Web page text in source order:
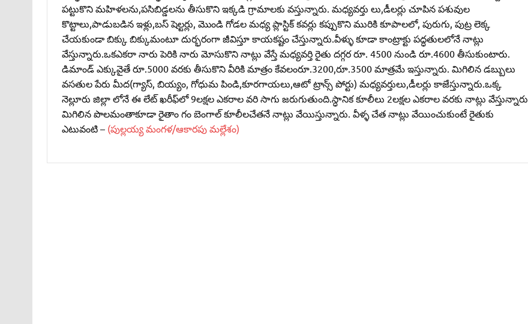
పట్టుకొని మహిళలను,పసిబిడ్డలను తీసుకొని ఇక్కడి గ్రామాలకు వస్తున్నారు. మధ్యవర్తు లు,డీలర్లు చూపిన పశువుల
కొట్టాలు,పాడుబడిన ఇళ్లు,బస్‌ షెల్టర్లు, మొండి గోడల మధ్య ప్లాస్టిక్‌ కవర్లు కప్పుకొని మురికి కూపాలలో, పురుగు, పుట్ర లెక్క
చేయకుండా బిక్కు బిక్కుమంటూ దుర్భరంగా జీవిస్తూ కాయకష్టం చేస్తున్నారు.వీళ్ళు కూడా కాంట్రాక్టు పద్ధతులలోనే నాట్లు
వేస్తున్నారు.ఒకఎకరా నారు పెరికి నారు మోసుకొని నాట్లు వేస్తే మధ్యవర్తి రైతు దగ్గర రూ. 4500 నుండి రూ.4600 తీసుకుంటారు.
డిమాండ్‌ ఎక్కువైతే రూ.5000 వరకు తీసుకొని వీరికి మాత్రం కేవలంరూ.3200,రూ.3500 మాత్రమే ఇస్తున్నారు. మిగిలిన డబ్బులు
వసతుల పేరు మీద(గ్యాస్‌, బియ్యం, గోధుమ పిండి,కూరగాయలు,ఆటో ట్రాన్స్‌ పోర్టు) మధ్యవర్తులు,డీలర్లు కాజేస్తున్నారు.ఒక్క
నెల్లూరు జిల్లా లోనే ఈ లేట్‌ ఖరీఫ్‌లో 9లక్షల ఎకరాల వరి సాగు జరుగుతుంది.స్ధానిక కూలీలు 2లక్షల ఎకరాల వరకు నాట్లు వేస్తున్నారు.
మిగిలిన పొలమంతాకూడా రైతాం గం బెంగాల్‌ కూలీలచేతనే నాట్లు వేయిస్తున్నారు. వీళ్ళ చేత నాట్లు వేయించుకుంటే రైతుకు
ఎటువంటి –(పుల్లయ్య మంగళ/ఆకారపు మల్లేశం)